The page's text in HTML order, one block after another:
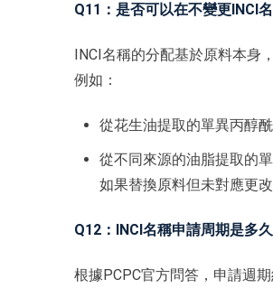
Q11：是否可以在不變更INCI
INCI名稱的分配基於原料本身
例如：
從花生油提取的單異丙醇
從不同來源的油脂提取的
如果替換原料但未對應更
Q12：INCI名稱申請周期是多
根據PCPC官方問答，申請週